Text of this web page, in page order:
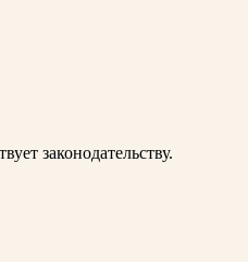
законодательству.